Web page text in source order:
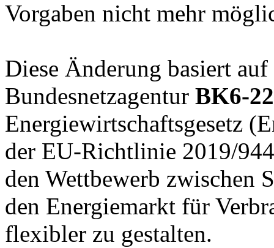
Vorgaben nicht mehr
Diese Änderung basiert
Bundesnetzagentur BK6-
Energiewirtschaftsgesetz
der EU-Richtlinie 2019/
den Wettbewerb zwischen
den Energiemarkt für
flexibler zu gestalten.